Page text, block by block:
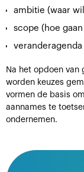
ambitie (waar
scope (hoe
Na het opdoen
worden keuzes
vormen de basis
aannames te
ondernemen.